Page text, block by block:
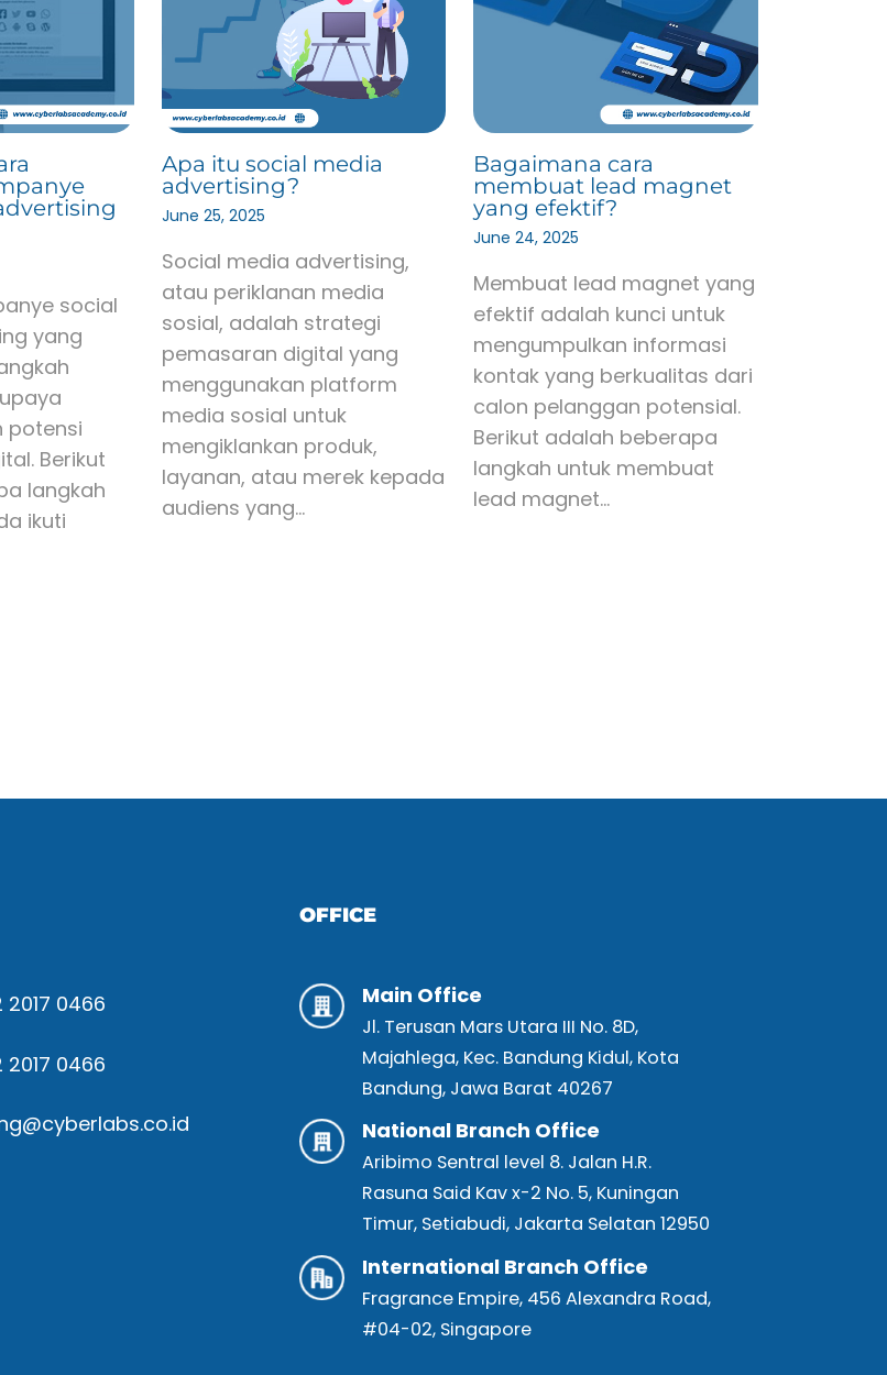
social
yang
potensi
Berikut
langkah
ikuti
Apa itu social media
advertising?
June 25, 2025
Social media advertising,
atau periklanan media
sosial, adalah strategi
pemasaran digital yang
menggunakan platform
media sosial untuk
mengiklankan produk,
layanan, atau merek kepada
audiens yang…
Bagaimana cara
membuat lead magnet
yang efektif?
June 24, 2025
Membuat lead magnet yang
efektif adalah kunci untuk
mengumpulkan informasi
kontak yang berkualitas dari
calon pelanggan potensial.
Berikut adalah beberapa
langkah untuk membuat
lead magnet…
0466
0466
OFFICE
Main Office
Jl. Terusan Mars Utara III No. 8D,
Majahlega, Kec. Bandung Kidul, Kota
Bandung, Jawa Barat 40267
National Branch Office
Aribimo Sentral level 8. Jalan H.R.
Rasuna Said Kav x-2 No. 5, Kuningan
Timur, Setiabudi, Jakarta Selatan 12950
International Branch Office
Fragrance Empire, 456 Alexandra Road,
#04-02, Singapore